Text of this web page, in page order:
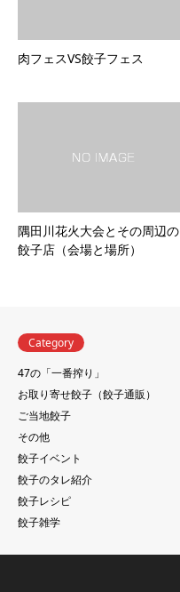
肉フェスVS餃子フェス
隅田川花火大会とその周辺の
餃子店（会場と場所）
Category
47の「一番搾り」
お取り寄せ餃子（餃子通販）
ご当地餃子
その他
餃子イベント
餃子のタレ紹介
餃子レシピ
餃子雑学